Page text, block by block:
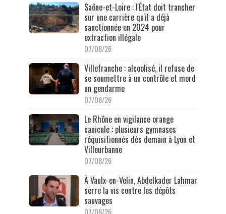
Saône-et-Loire : l'État doit trancher
sur une carrière qu'il a déjà
sanctionnée en 2024 pour
extraction illégale
07/08/26
Villefranche : alcoolisé, il refuse de
se soumettre à un contrôle et mord
un gendarme
07/08/26
Le Rhône en vigilance orange
canicule : plusieurs gymnases
réquisitionnés dès demain à Lyon et
Villeurbanne
07/08/26
À Vaulx-en-Velin, Abdelkader Lahmar
serre la vis contre les dépôts
sauvages
07/08/26